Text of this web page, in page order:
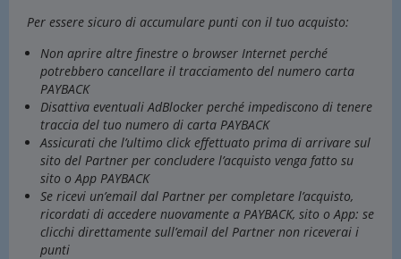
Per essere sicuro di accumulare punti con il tuo acquisto:
Non aprire altre finestre o browser Internet perché
potrebbero cancellare il tracciamento del numero carta
PAYBACK
Disattiva eventuali AdBlocker perché impediscono di tenere
traccia del tuo numero di carta PAYBACK
Assicurati che l’ultimo click effettuato prima di arrivare sul
sito del Partner per concludere l’acquisto venga fatto su
sito o App PAYBACK
Se ricevi un’email dal Partner per completare l’acquisto,
ricordati di accedere nuovamente a PAYBACK, sito o App: se
clicchi direttamente sull’email del Partner non riceverai i
punti